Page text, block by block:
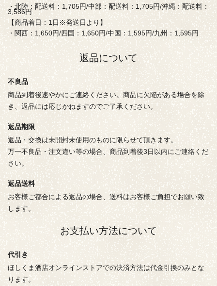
・北陸：配送料：1,705円/中部：配送料：1,705円/沖縄：配送料：
3,586円
【商品着日：1日※発送日より】
・関西：1,650円/四国：1,650円/中国：1,595円/九州：1,595円
返品について
不良品
商品到着後速やかにご連絡ください。商品に欠陥がある場合を除
き、返品には応じかねますのでご了承ください。
返品期限
返品・交換は未開封未使用のものに限らせて頂きます。
万一不良品・注文違い等の場合、商品到着後3日以内にご連絡くだ
さい。
返品送料
お客様ご都合による返品の場合、送料はお客様ご負担でお願い致
します。
お支払い方法について
代引き
ほしくま酒店オンラインストアでの決済方法は代金引換のみとな
ります。